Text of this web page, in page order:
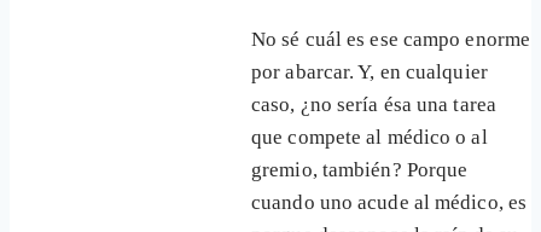
No sé cuál es ese campo enorme
por abarcar. Y, en cualquier
caso, ¿no sería ésa una tarea
que compete al médico o al
gremio, también? Porque
cuando uno acude al médico, es